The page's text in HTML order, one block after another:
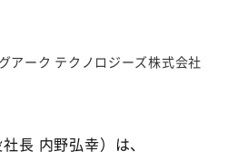
アーク テクノロジーズ株式会社
長 内野弘幸）は、